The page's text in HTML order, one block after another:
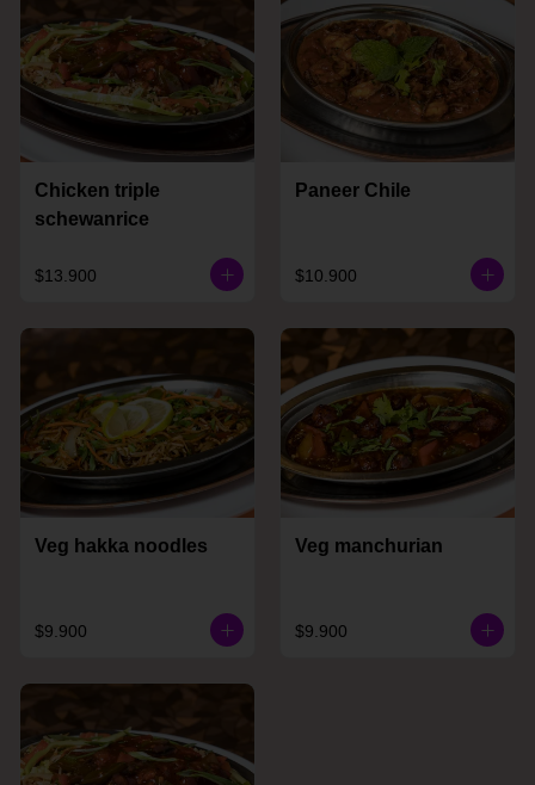
Chicken triple
schewanrice
$13.900
Paneer Chile
$10.900
Veg hakka noodles
$9.900
Veg manchurian
$9.900